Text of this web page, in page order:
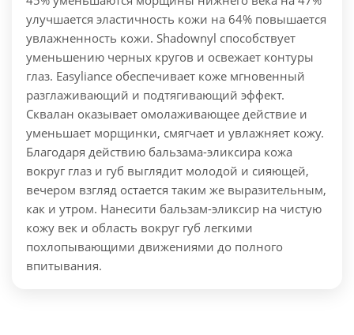
улучшается эластичность кожи на 64% повышается
увлажненность кожи. Shadownyl способствует
уменьшению черных кругов и освежает контуры
глаз. Easyliance обеспечивает коже мгновенный
разглаживающий и подтягивающий эффект.
Сквалан оказывает омолаживающее действие и
уменьшает морщинки, смягчает и увлажняет кожу.
Благодаря действию бальзама-эликсира кожа
вокруг глаз и губ выглядит молодой и сияющей,
вечером взгляд остается таким же выразительным,
как и утром. Нанесити бальзам-эликсир на чистую
кожу век и область вокруг губ легкими
похлопывающими движениями до полного
впитывания.